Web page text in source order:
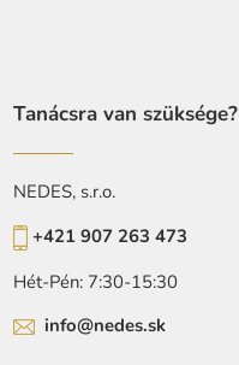
Tanácsra van szüksége?
NEDES, s.r.o.
+421 907 263 473
Hét-Pén: 7:30-15:30
info@nedes.sk